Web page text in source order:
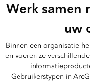
Werk samen
uw
Binnen een organisatie
en voeren ze
Gebruikerstypen in